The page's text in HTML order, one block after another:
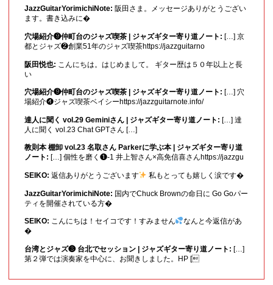
JazzGuitarYorimichiNote: 阪田さま。メッセージありがとうござい
ます。書き込みに�
穴場紹介❾仲町台のジャズ喫茶 | ジャズギター寄り道ノート: […] 京
都とジャズ❷創業51年のジャズ喫茶https://jazzguitarno
阪田悦也: こんにちは。はじめまして。 ギター歴は５０年以上と長
い
穴場紹介❾仲町台のジャズ喫茶 | ジャズギター寄り道ノート: […] 穴
場紹介❹ジャズ喫茶ベイシーhttps://jazzguitarnote.info/
達人に聞く vol.29 Geminiさん | ジャズギター寄り道ノート: […] 達
人に聞く vol.23 Chat GPTさん […]
教則本 棚卸 vol.23 名取さん Parkerに学ぶ本 | ジャズギター寄り道
ノート: […] 個性を磨く❶-1 井上智さん×高免信喜さんhttps://jazzgu
SEIKO: 返信ありがとうございます 私もとっても嬉しく涙です�
JazzGuitarYorimichiNote: 国内でChuck Brownの命日に Go Goパー
ティを開催されている方�
SEIKO: こんにちは！セイコです！すみません
なんと今返信があ
�
台湾とジャズ❸ 台北でセッション | ジャズギター寄り道ノート: […]
第２弾では演奏家を中心に、お聞きしました。HP [